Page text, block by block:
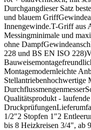
Durchgangdieser Satz
und blauem
Innengewinde.T-Griff aus
Messingminimale und
ohne
228 und BS EN ISO
Montagemodernleichte
Stellantriebenhochwertige
Qualitätsprodukt -
1/2"2 Stopfen 1"2
bis 8 Heizkreisen 3/4", ab